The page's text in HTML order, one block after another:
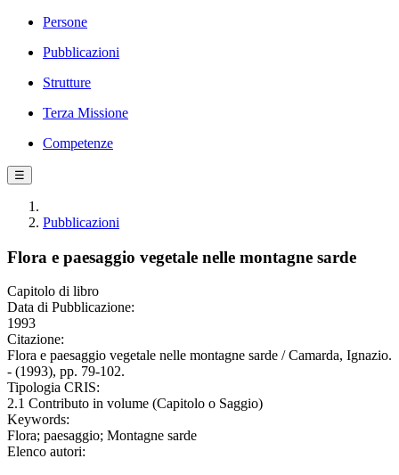
Persone
Pubblicazioni
Strutture
Terza Missione
Competenze
☰
Pubblicazioni
Flora e paesaggio vegetale nelle montagne sarde
Capitolo di libro
Data di Pubblicazione:
1993
Citazione:
Flora e paesaggio vegetale nelle montagne sarde / Camarda, Ignazio.
- (1993), pp. 79-102.
Tipologia CRIS:
2.1 Contributo in volume (Capitolo o Saggio)
Keywords:
Flora; paesaggio; Montagne sarde
Elenco autori: